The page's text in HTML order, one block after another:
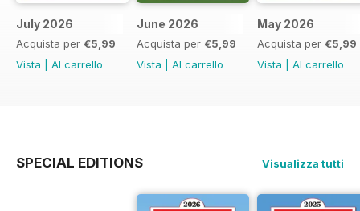
July 2026
Acquista per €5,99
Vista
Al carrello
June 2026
Acquista per €5,99
Vista
Al carrello
May 2026
Acquista per €5,99
Vista
Al carrello
SPECIAL EDITIONS Visualizza tutti